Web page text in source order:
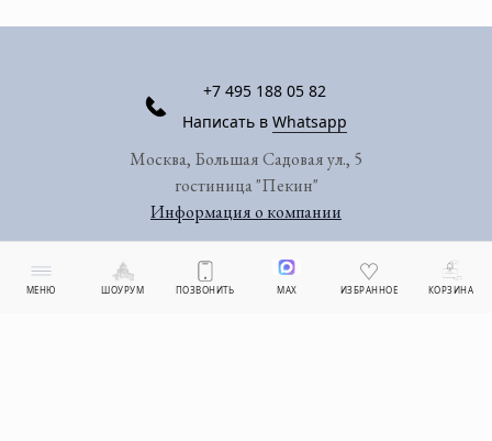
МЕНЮ ШОУРУМ ПОЗВОНИТЬ MAX ИЗБРАННОЕ КОРЗИНА
+7 495 188 05 82
Написать в Whatsapp
Москва, Большая Садовая ул., 5
гостиница "Пекин"
Информация о компании